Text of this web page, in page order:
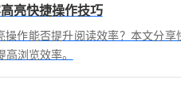
亮快捷操作技巧
作能否提升阅读效率？本文分享
浏览效率。